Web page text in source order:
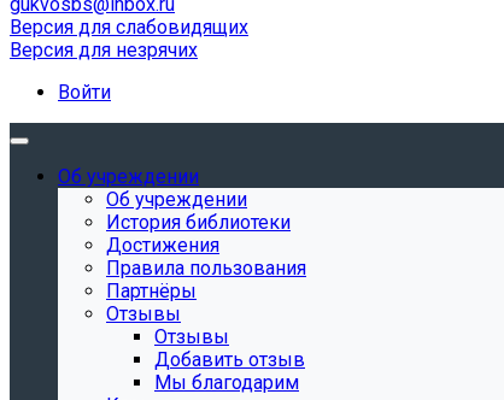
gukvosbs@inbox.ru
Версия для слабовидящих
Версия для незрячих
Войти
Об учреждении
Об учреждении
История библиотеки
Достижения
Правила пользования
Партнёры
Отзывы
Отзывы
Добавить отзыв
Мы благодарим